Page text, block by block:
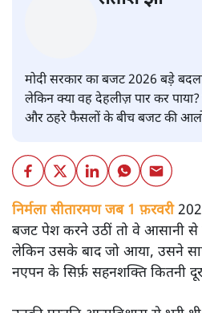
सतीश झा
मोदी सरकार का बजट 2026 बड़े
लेकिन क्या वह देहलीज़ पार कर
और ठहरे फैसलों के बीच बजट की